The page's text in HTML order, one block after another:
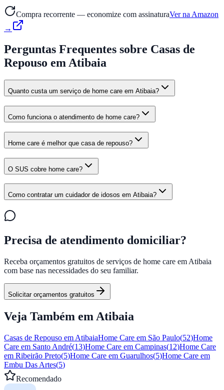
Compra recorrente — economize com assinaturaVer na Amazon
→
Perguntas Frequentes sobre Casas de
Repouso em Atibaia
Quanto custa um serviço de home care em Atibaia?
Como funciona o atendimento de home care?
Home care é melhor que casa de repouso?
O SUS cobre home care?
Como contratar um cuidador de idosos em Atibaia?
Precisa de atendimento domiciliar?
Receba orçamentos gratuitos de serviços de home care em Atibaia
com base nas necessidades do seu familiar.
Solicitar orçamentos gratuitos
Veja Também em Atibaia
Casas de Repouso em AtibaiaHome Care em São Paulo(52)Home
Care em Santo André(13)Home Care em Campinas(12)Home Care
em Ribeirão Preto(5)Home Care em Guarulhos(5)Home Care em
Embu Das Artes(5)
Recomendado